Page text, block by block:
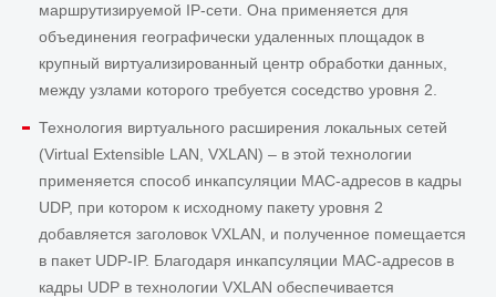
маршрутизируемой IP-сети. Она применяется для
объединения географически удаленных площадок в
крупный виртуализированный центр обработки данных,
между узлами которого требуется соседство уровня 2.
Технология виртуального расширения локальных сетей
(Virtual Extensible LAN, VXLAN) – в этой технологии
применяется способ инкапсуляции MAC-адресов в кадры
UDP, при котором к исходному пакету уровня 2
добавляется заголовок VXLAN, и полученное помещается
в пакет UDP-IP. Благодаря инкапсуляции MAC-адресов в
кадры UDP в технологии VXLAN обеспечивается